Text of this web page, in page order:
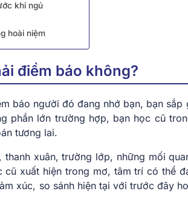
khi ngủ
hoài niệm
điềm báo không?
báo người đó đang nhớ bạn, bạn
phần lớn trường hợp, bạn học cũ
tương lai.
xuân, trường lớp, những mối
cũ xuất hiện trong mơ, tâm trí có thể
xúc, so sánh hiện tại với trước đây